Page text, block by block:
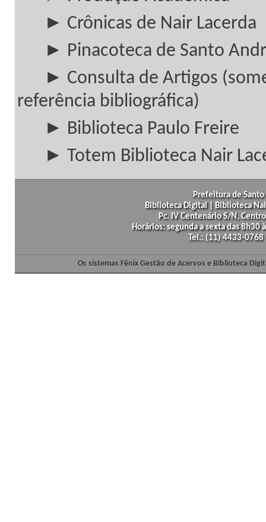
► Crônicas de Nair Lacerda
► Pinacoteca de Santo
► Consulta de Artigos
referência bibliográfica)
► Biblioteca Paulo Freire
► Totem Biblioteca Nair
Prefeitura de
Biblioteca Digital | Biblioteca
Pc. IV Centenário S/N,
Horários: segunda a sexta das
Tel.: (11) 4433-
Os sistemas Fênix Gestão de Acervos e Biblioteca